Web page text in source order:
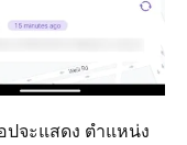
ปจะแสดง ตำแหน่ง